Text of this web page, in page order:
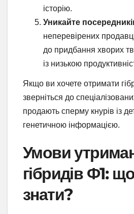
історію.
Уникайте
неперевірених
до придбання хворих
із низькою
Якщо ви хочете отримати
зверніться до
продають сперму кнурів із
генетичною інформацією.
Умови
гібридів Ф1:
знати?